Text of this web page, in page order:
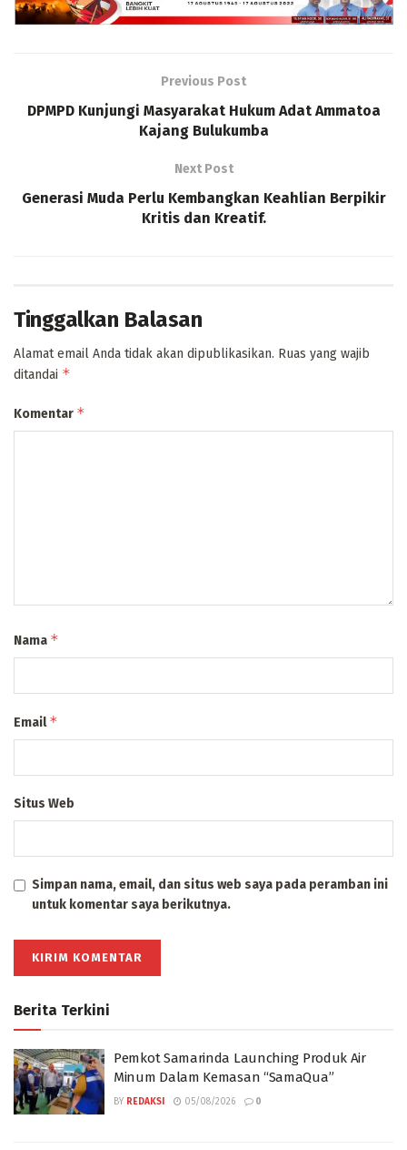
Previous Post
DPMPD Kunjungi Masyarakat Hukum Adat Ammatoa
Kajang Bulukumba
Next Post
Generasi Muda Perlu Kembangkan Keahlian Berpikir
Kritis dan Kreatif.
Tinggalkan Balasan
Alamat email Anda tidak akan dipublikasikan. Ruas yang wajib
ditandai *
Komentar *
Nama *
Email*
Situs Web
Simpan nama, email, dan situs web saya pada peramban ini
untuk komentar saya berikutnya.
Berita Terkini
Pemkot Samarinda Launching Produk Air
Minum Dalam Kemasan “SamaQua”
BY REDAKSI 05/08/2026 0